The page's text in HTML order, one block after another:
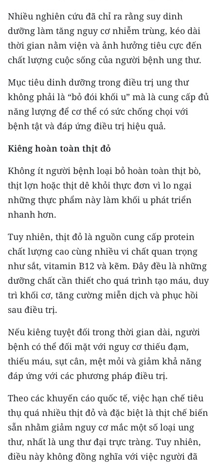
TIN MỚI
TIN ĐỊA PHƯƠNG
Trung du và miền núi phía Bắc
Đồng bằng sông Hồng
Bắc Trung Bộ
Duyên hải Nam Trung Bộ và Tây
Đông Nam Bộ
Đồng bằng sông Cửu Long
Chuyên trang TP. Hồ Chí Minh
CHUYÊN ĐỀ
CÁC CHUYÊN TRANG
THỜI NAY
NHÂN DÂN CUỐI TUẦN
NHÂN DÂN HẰNG THÁNG
MUA BÁO
ĐỌC BÁO IN
Nhiều nghiên cứu đã chỉ ra rằng suy dinh
dưỡng làm tăng nguy cơ nhiễm trùng, kéo dài
thời gian nằm viện và ảnh hưởng tiêu cực đến
chất lượng cuộc sống của người bệnh ung thư.
Mục tiêu dinh dưỡng trong điều trị ung thư
không phải là “bỏ đói khối u” mà là cung cấp đủ
năng lượng để cơ thể có sức chống chọi với
bệnh tật và đáp ứng điều trị hiệu quả.
Kiêng hoàn toàn thịt đỏ
Không ít người bệnh loại bỏ hoàn toàn thịt bò,
thịt lợn hoặc thịt dê khỏi thực đơn vì lo ngại
những thực phẩm này làm khối u phát triển
nhanh hơn.
Tuy nhiên, thịt đỏ là nguồn cung cấp protein
chất lượng cao cùng nhiều vi chất quan trọng
như sắt, vitamin B12 và kẽm. Đây đều là những
dưỡng chất cần thiết cho quá trình tạo máu, duy
trì khối cơ, tăng cường miễn dịch và phục hồi
sau điều trị.
Nếu kiêng tuyệt đối trong thời gian dài, người
bệnh có thể đối mặt với nguy cơ thiếu đạm,
thiếu máu, sụt cân, mệt mỏi và giảm khả năng
đáp ứng với các phương pháp điều trị.
Theo các khuyến cáo quốc tế, việc hạn chế tiêu
thụ quá nhiều thịt đỏ và đặc biệt là thịt chế biến
sẵn nhằm giảm nguy cơ mắc một số loại ung
thư, nhất là ung thư đại trực tràng. Tuy nhiên,
điều này không đồng nghĩa với việc người đã